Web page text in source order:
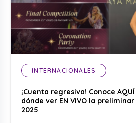
INTERNACIONALES
¡Cuenta regresiva! Conoce
dónde ver EN VIVO la
2025